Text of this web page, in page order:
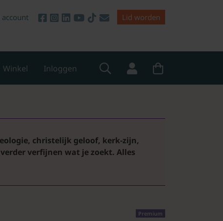
Lid worden
Winkel Inloggen
christelijk geloof, kerk-zijn,
verfijnen wat je zoekt. Alles
Premium